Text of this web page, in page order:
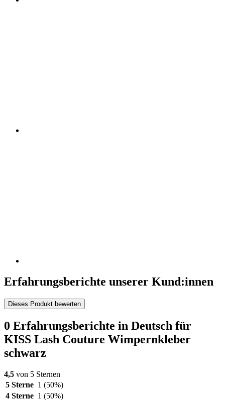
Erfahrungsberichte unserer Kund:innen
Dieses Produkt bewerten
0 Erfahrungsberichte in Deutsch für
KISS Lash Couture Wimpernkleber
schwarz
4,5 von 5 Sternen
5 Sterne 1 (50%)
4 Sterne 1 (50%)